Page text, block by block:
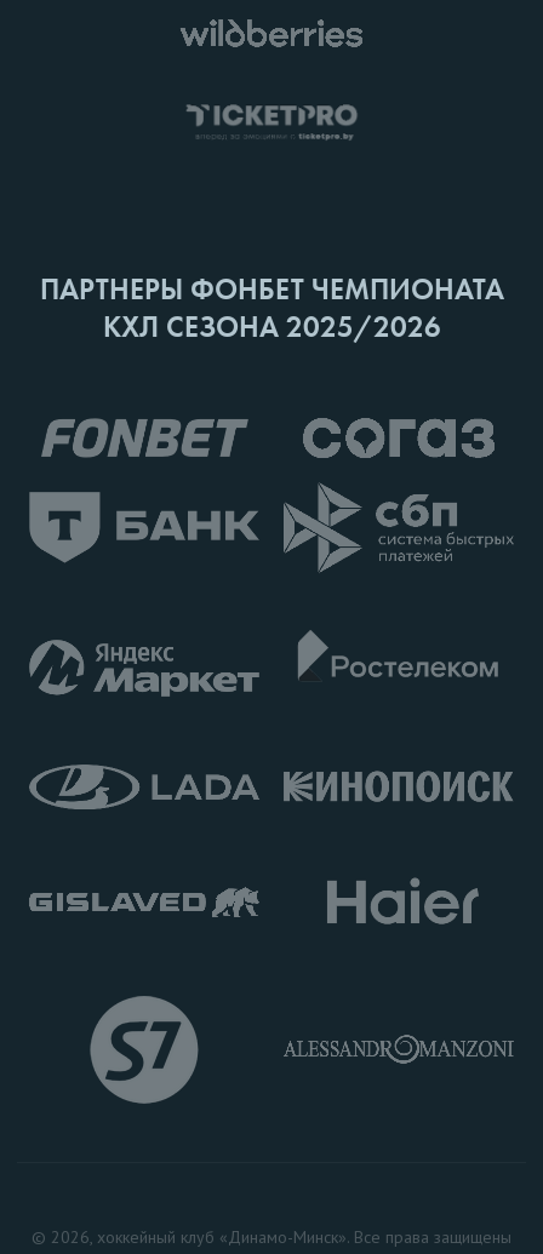
ПАРТНЕРЫ ФОНБЕТ ЧЕМПИОНАТА
КХЛ СЕЗОНА 2025/2026
© 2026, хоккейный клуб «Динамо-Минск». Все права защищены